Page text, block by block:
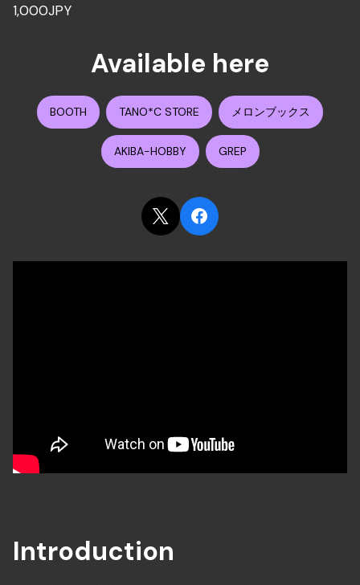
1,000JPY
Available here
BOOTH TANO*C STORE メロンブックス
AKIBA-HOBBY GREP
Introduction